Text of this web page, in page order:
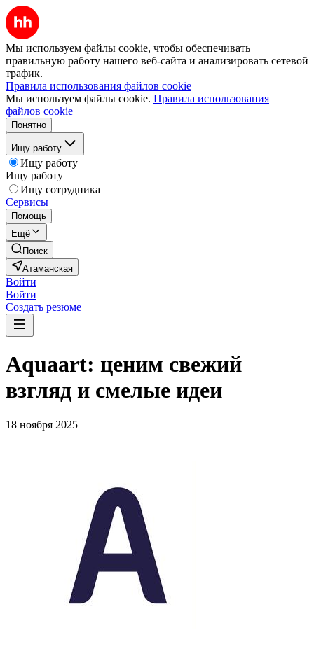
Мы используем файлы cookie, чтобы обеспечивать
правильную работу нашего веб-сайта и анализировать сетевой
трафик.
Правила использования файлов cookie
Мы используем файлы cookie. Правила использования
файлов cookie
Понятно
Ищу работу
Ищу работу
Ищу работу
Ищу сотрудника
Сервисы
Помощь
Ещё
Поиск
Атаманская
Войти
Войти
Создать резюме
Aquaart: ценим свежий
взгляд и смелые идеи
18 ноября 2025